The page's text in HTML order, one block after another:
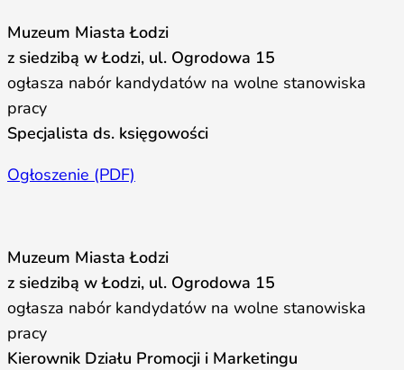
Muzeum Miasta Łodzi
z siedzibą w Łodzi, ul. Ogrodowa 15
ogłasza nabór kandydatów na wolne stanowiska
pracy
Specjalista ds. księgowości
Ogłoszenie (PDF)
Muzeum Miasta Łodzi
z siedzibą w Łodzi, ul. Ogrodowa 15
ogłasza nabór kandydatów na wolne stanowiska
pracy
Kierownik Działu Promocji i Marketingu